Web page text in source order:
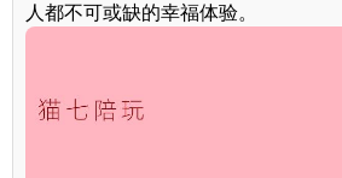
人都不可或缺的幸福体验。